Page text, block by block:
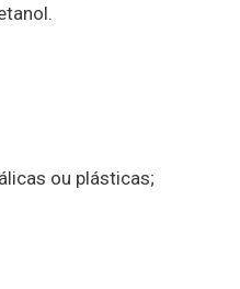
ou plásticas;